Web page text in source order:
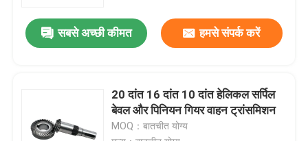
सबसे अच्छी कीमत हमसे संपर्क करें
20 दांत 16 दांत 10 दांत हेलिकल सर्पिल
बेवल और पिनियन गियर वाहन ट्रांसमिशन
MOQ：बातचीत योग्य